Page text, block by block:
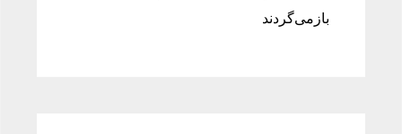
بازمی‌گردند